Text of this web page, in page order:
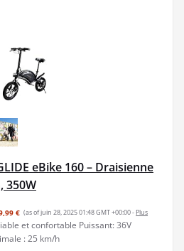
eBike 160 – Draisienne
350W
€ (as of juin 28, 2025 01:48 GMT +00:00 - Plus
et confortable Puissant: 36V
: 25 km/h